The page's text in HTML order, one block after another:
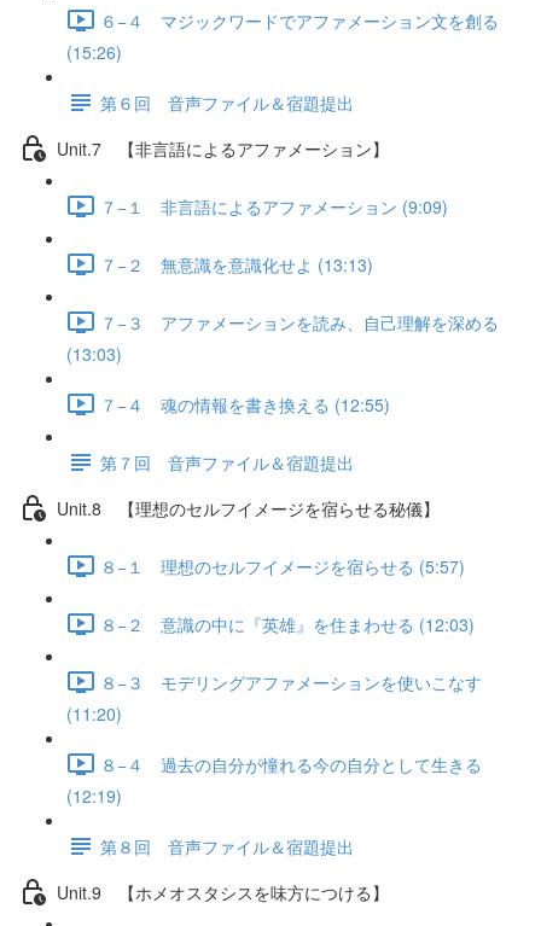
６−４ マジックワードでアファメーション文を創る
(15:26)
第６回 音声ファイル＆宿題提出
Unit.7 【非言語によるアファメーション】
７−１ 非言語によるアファメーション (9:09)
７−２ 無意識を意識化せよ (13:13)
７−３ アファメーションを読み、自己理解を深める
(13:03)
７−４ 魂の情報を書き換える (12:55)
第７回 音声ファイル＆宿題提出
Unit.8 【理想のセルフイメージを宿らせる秘儀】
８−１ 理想のセルフイメージを宿らせる (5:57)
８−２ 意識の中に『英雄』を住まわせる (12:03)
８−３ モデリングアファメーションを使いこなす
(11:20)
８−４ 過去の自分が憧れる今の自分として生きる
(12:19)
第８回 音声ファイル＆宿題提出
Unit.9 【ホメオスタシスを味方につける】